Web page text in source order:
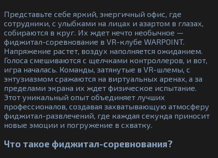
Представьте себе яркий, энергичный офис, где
сотрудники, с улыбками на лицах и азартом в глазах,
собираются в круг. Их ждет нечто необычное —
фиджитал-соревнование в VR-клубе WARPOINT.
Напряжение растет, воздух наполняется ожиданием.
Голоса смешиваются с щелчками контроллеров, и вот,
игра началась. Команды, затянутые в VR-шлемы, с
энтузиазмом сражаются на виртуальных аренах, а за
пределами экрана их ждет физическое испытание.
Этот уникальный опыт объединяет лучших
профессионалов, создавая захватывающую атмосферу
фиджитал-развлечений, где каждая секунда приносит
новые эмоции и погружение в схватку.
Что такое фиджитал-соревнования?